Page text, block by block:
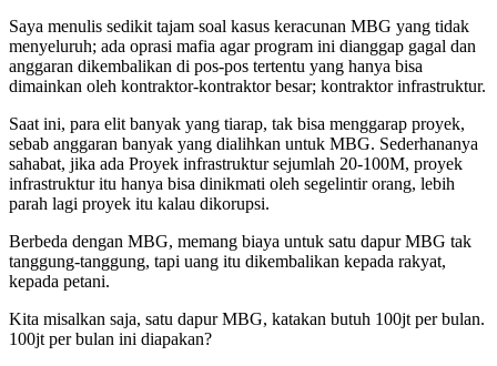
Saya menulis sedikit tajam soal kasus keracunan MBG yang tidak
menyeluruh; ada oprasi mafia agar program ini dianggap gagal dan
anggaran dikembalikan di pos-pos tertentu yang hanya bisa
dimainkan oleh kontraktor-kontraktor besar; kontraktor infrastruktur.
Saat ini, para elit banyak yang tiarap, tak bisa menggarap proyek,
sebab anggaran banyak yang dialihkan untuk MBG. Sederhananya
sahabat, jika ada Proyek infrastruktur sejumlah 20-100M, proyek
infrastruktur itu hanya bisa dinikmati oleh segelintir orang, lebih
parah lagi proyek itu kalau dikorupsi.
Berbeda dengan MBG, memang biaya untuk satu dapur MBG tak
tanggung-tanggung, tapi uang itu dikembalikan kepada rakyat,
kepada petani.
Kita misalkan saja, satu dapur MBG, katakan butuh 100jt per bulan.
100jt per bulan ini diapakan?